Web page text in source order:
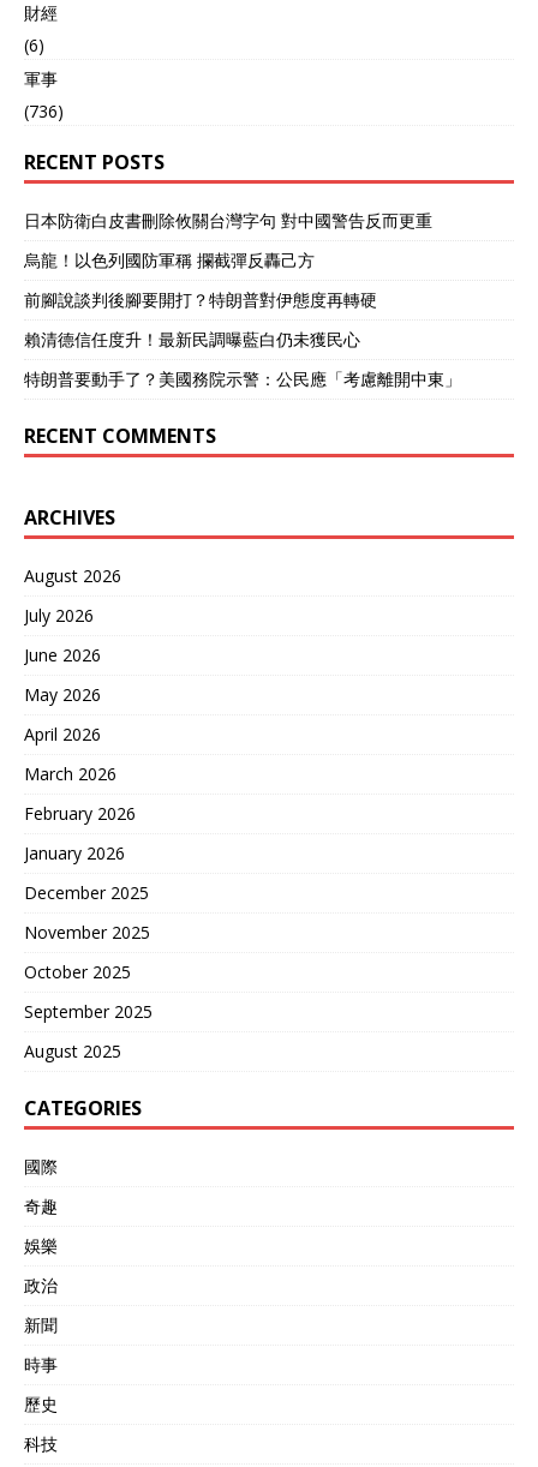
財經
(6)
軍事
(736)
RECENT POSTS
日本防衛白皮書刪除攸關台灣字句 對中國警告反而更重
烏龍！以色列國防軍稱 攔截彈反轟己方
前腳說談判後腳要開打？特朗普對伊態度再轉硬
賴清德信任度升！最新民調曝藍白仍未獲民心
特朗普要動手了？美國務院示警：公民應「考慮離開中東」
RECENT COMMENTS
ARCHIVES
August 2026
July 2026
June 2026
May 2026
April 2026
March 2026
February 2026
January 2026
December 2025
November 2025
October 2025
September 2025
August 2025
CATEGORIES
國際
奇趣
娛樂
政治
新聞
時事
歷史
科技